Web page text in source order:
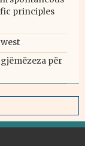
principles
për